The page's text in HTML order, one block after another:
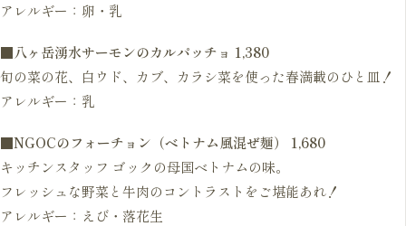
アレルギー：卵・乳
■八ヶ岳湧水サーモンのカルパッチョ 1,380
旬の菜の花、白ウド、カブ、カラシ菜を使った春満載のひと皿！
アレルギー：乳
■NGOCのフォーチョン（ベトナム風混ぜ麺） 1,680
キッチンスタッフ ゴックの母国ベトナムの味。
フレッシュな野菜と牛肉のコントラストをご堪能あれ！
アレルギー：えび・落花生